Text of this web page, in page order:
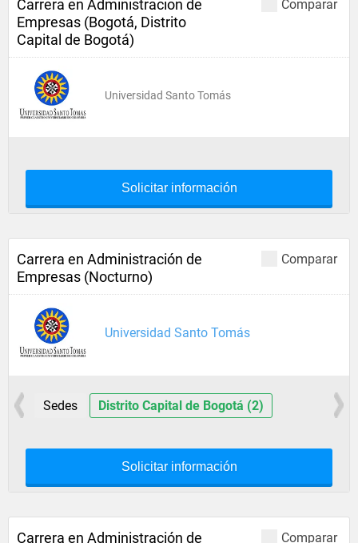
Comparar
Carrera en Administracion de
Empresas (Bogotá, Distrito
Capital de Bogotá)
Universidad Santo Tomás
Solicitar información
Comparar
Carrera en Administración de
Empresas (Nocturno)
Universidad Santo Tomás
Sedes Distrito Capital de Bogotá (2)
Solicitar información
Comparar
Carrera en Administración de